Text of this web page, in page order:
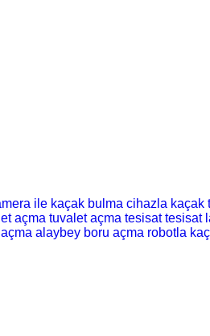
ile kaçak bulma cihazla kaçak
açma tuvalet açma tesisat tesisat
alaybey boru açma robotla